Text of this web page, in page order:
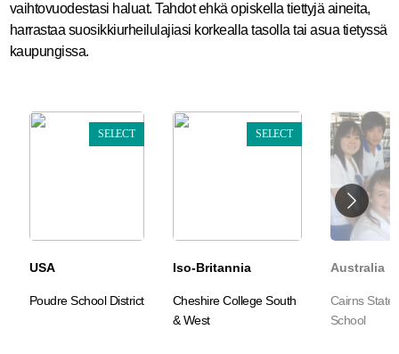
vaihtovuodestasi haluat. Tahdot ehkä opiskella tiettyjä aineita,
harrastaa suosikkiurheilulajiasi korkealla tasolla tai asua tietyssä
kaupungissa.
SELECT
USA
Poudre School District
SELECT
Iso-Britannia
Cheshire College South
& West
Australia
Cairns State
School